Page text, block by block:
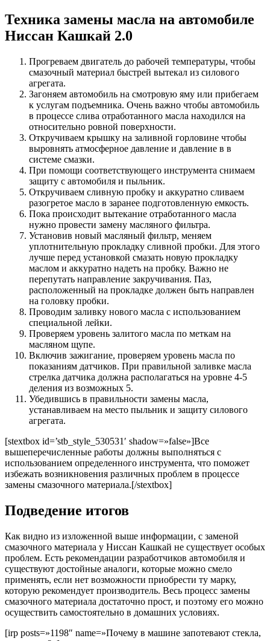
Техника замены масла на автомобиле
Ниссан Кашкай 2.0
Прогреваем двигатель до рабочей температуры, чтобы
смазочный материал быстрей вытекал из силового
агрегата.
Загоняем автомобиль на смотровую яму или прибегаем
к услугам подъемника. Очень важно чтобы автомобиль
в процессе слива отработанного масла находился на
относительно ровной поверхности.
Откручиваем крышку на заливной горловине чтобы
выровнять атмосферное давление и давление в в
системе смазки.
При помощи соответствующего инструмента снимаем
защиту с автомобиля и пыльник.
Откручиваем сливную пробку и аккуратно сливаем
разогретое масло в заранее подготовленную емкость.
Пока происходит вытекание отработанного масла
нужно провести замену масляного фильтра.
Установив новый масляный фильтр, меняем
уплотнительную прокладку сливной пробки. Для этого
лучше перед установкой смазать новую прокладку
маслом и аккуратно надеть на пробку. Важно не
перепутать направление закручивания. Паз,
расположенный на прокладке должен быть направлен
на головку пробки.
Проводим заливку нового масла с использованием
специальной лейки.
Проверяем уровень залитого масла по меткам на
масляном щупе.
Включив зажигание, проверяем уровень масла по
показаниям датчиков. При правильной заливке масла
стрелка датчика должна располагаться на уровне 4-5
деления из возможных 5.
Убедившись в правильности замены масла,
устанавливаем на место пыльник и защиту силового
агрегата.
[stextbox id=’stb_style_530531′ shadow=»false»]Все
вышеперечисленные работы должны выполняться с
использованием определенного инструмента, что поможет
избежать возникновения различных проблем в процессе
замены смазочного материала.[/stextbox]
Подведение итогов
Как видно из изложенной выше информации, с заменой
смазочного материала у Ниссан Кашкай не существует особых
проблем. Есть рекомендации разработчиков автомобиля и
существуют достойные аналоги, которые можно смело
применять, если нет возможности приобрести ту марку,
которую рекомендует производитель. Весь процесс замены
смазочного материала достаточно прост, и поэтому его можно
осуществить самостоятельно в домашних условиях.
[irp posts=»1198″ name=»Почему в машине запотевают стекла,